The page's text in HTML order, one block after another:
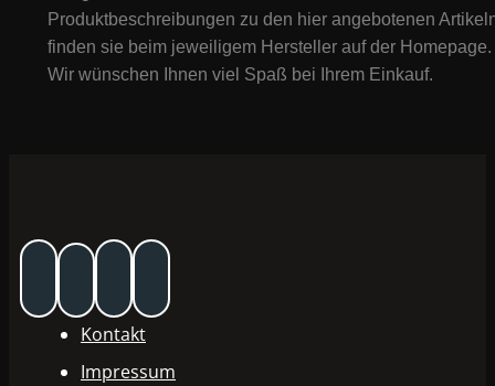
Produktbeschreibungen zu den hier angebotenen
finden sie beim jeweiligem Hersteller auf der Homepage.
Wir wünschen Ihnen viel Spaß bei Ihrem Einkauf.
Kontakt
Impressum